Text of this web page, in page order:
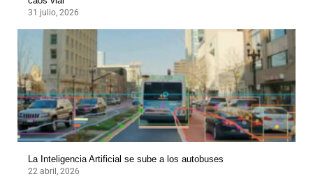
31 julio, 2026
La Inteligencia Artificial se sube a los autobuses
22 abril, 2026